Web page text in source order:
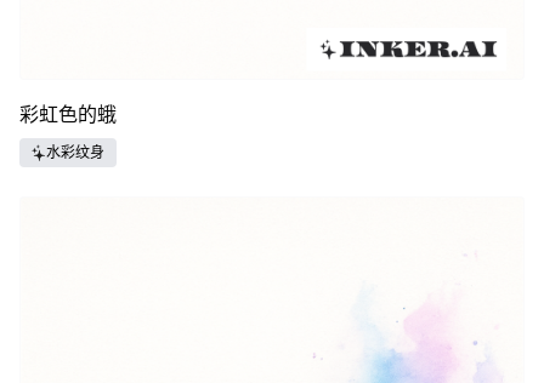
彩虹色的蛾
水彩纹身